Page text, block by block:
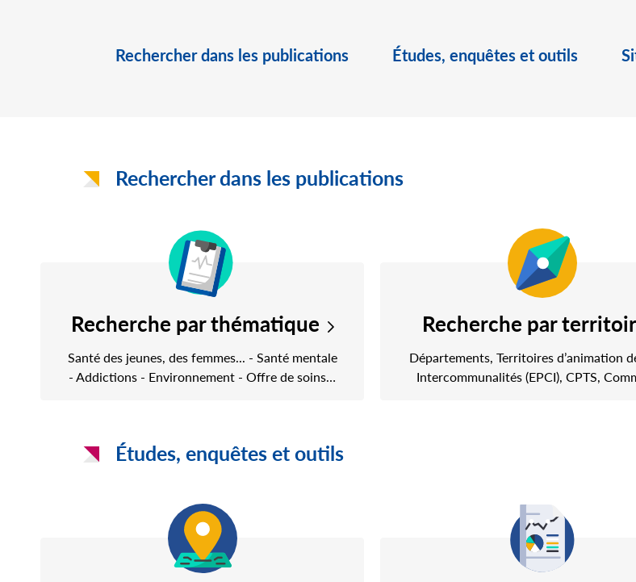
Rechercher dans les publications Études, enquêtes et outils
Rechercher dans les publications
Recherche par thématique
Santé des jeunes, des femmes... - Santé mentale
- Addictions - Environnement - Offre de soins…
Recherche par
Départements, Territoires d’animation
Intercommunalités (EPCI), CPTS,
Études, enquêtes et outils